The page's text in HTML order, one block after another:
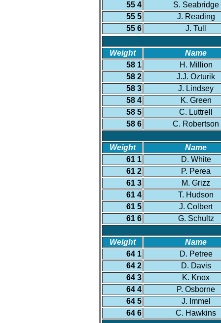
55 4
S. Seabridge
55 5
J. Reading
55 6
J. Tull
Weight
Name
58 1
H. Million
58 2
J.J. Ozturik
58 3
J. Lindsey
58 4
K. Green
58 5
C. Luttrell
58 6
C. Robertson
Weight
Name
61 1
D. White
61 2
P. Perea
61 3
M. Grizz
61 4
T. Hudson
61 5
J. Colbert
61 6
G. Schultz
Weight
Name
64 1
D. Petree
64 2
D. Davis
64 3
K. Knox
64 4
P. Osborne
64 5
J. Immel
64 6
C. Hawkins